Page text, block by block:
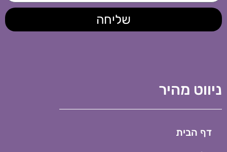
שליחה
מהיר
דף הבית